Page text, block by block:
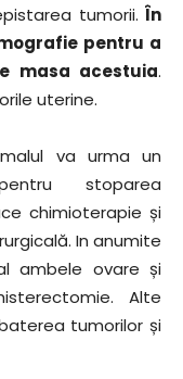
tumorii. În
pentru a
masa acestuia.
uterine.
va urma un
stoparea
chimioterapie și
In anumite
ambele ovare și
Alte
tumorilor și